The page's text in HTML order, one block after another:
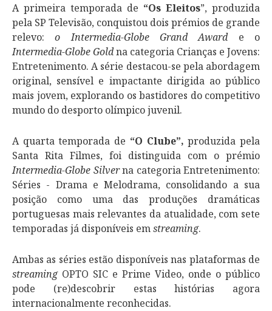
A primeira temporada de “Os Eleitos”, produzida
pela SP Televisão, conquistou dois prémios de grande
relevo:o Intermedia-Globe Grand Awarde o
Intermedia-Globe Goldna categoria Crianças e Jovens:
Entretenimento. A série destacou-se pela abordagem
original, sensível e impactante dirigida ao público
mais jovem, explorando os bastidores do competitivo
mundo do desporto olímpico juvenil.
A quarta temporada de “O Clube”,produzida pela
Santa Rita Filmes, foi distinguida com o prémio
Intermedia-Globe Silverna categoria Entretenimento:
Séries - Drama e Melodrama, consolidando a sua
posição como uma das produções dramáticas
portuguesas mais relevantes da atualidade, com sete
temporadas já disponíveis emstreaming.
Ambas as séries estão disponíveis nas plataformas de
streaming OPTO SIC e Prime Video, onde o público
pode (re)descobrir estas histórias agora
internacionalmente reconhecidas.